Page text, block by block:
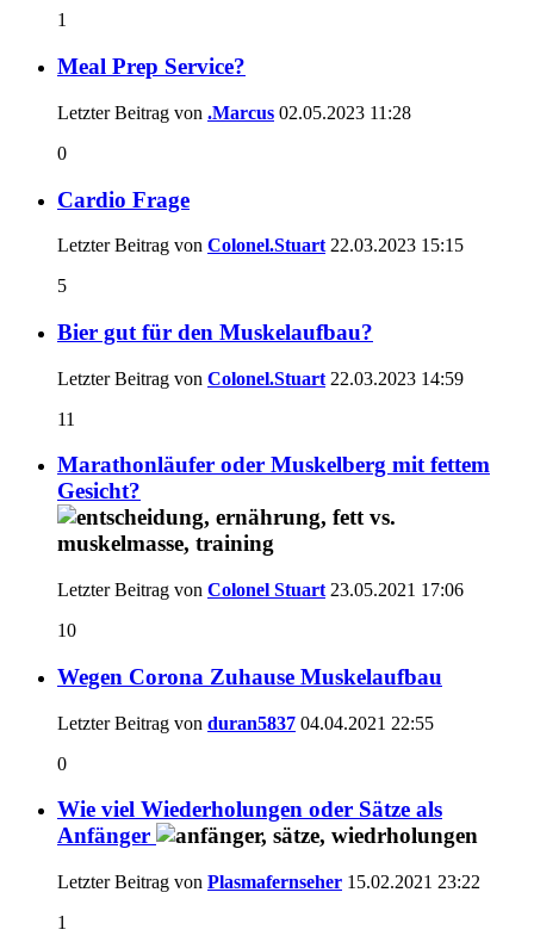
1
Meal Prep Service?
Letzter Beitrag von .Marcus 02.05.2023 11:28
0
Cardio Frage
Letzter Beitrag von Colonel.Stuart 22.03.2023 15:15
5
Bier gut für den Muskelaufbau?
Letzter Beitrag von Colonel.Stuart 22.03.2023 14:59
11
Marathonläufer oder Muskelberg mit fettem
Gesicht?
Letzter Beitrag von Colonel Stuart 23.05.2021 17:06
10
Wegen Corona Zuhause Muskelaufbau
Letzter Beitrag von duran5837 04.04.2021 22:55
0
Wie viel Wiederholungen oder Sätze als
Anfänger
Letzter Beitrag von Plasmafernseher 15.02.2021 23:22
1